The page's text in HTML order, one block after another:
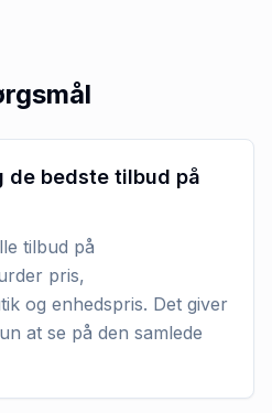
de bedste tilbud på
tilbud på
pris,
og enhedspris. Det giver
at se på den samlede